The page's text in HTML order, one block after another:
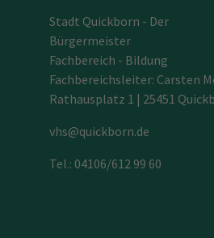
Stadt Quickborn - Der
Bürgermeister
Fachbereich - Bildung
Fachbereichsleiter: Carsten
Rathausplatz 1 | 25451
vhs@quickborn.de
Tel.: 04106/612 99 60